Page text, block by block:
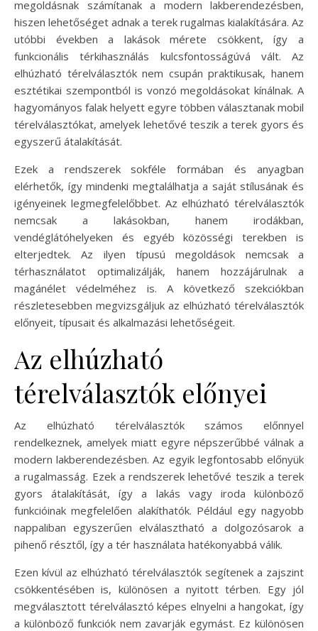
megoldásnak számítanak a modern lakberendezésben,
hiszen lehetőséget adnak a terek rugalmas kialakítására. Az
utóbbi években a lakások mérete csökkent, így a
funkcionális térkihasználás kulcsfontosságúvá vált. Az
elhúzható térelválasztók nem csupán praktikusak, hanem
esztétikai szempontból is vonzó megoldásokat kínálnak. A
hagyományos falak helyett egyre többen választanak mobil
térelválasztókat, amelyek lehetővé teszik a terek gyors és
egyszerű átalakítását.
Ezek a rendszerek sokféle formában és anyagban
elérhetők, így mindenki megtalálhatja a saját stílusának és
igényeinek legmegfelelőbbet. Az elhúzható térelválasztók
nemcsak a lakásokban, hanem irodákban,
vendéglátóhelyeken és egyéb közösségi terekben is
elterjedtek. Az ilyen típusú megoldások nemcsak a
térhasználatot optimalizálják, hanem hozzájárulnak a
magánélet védelméhez is. A következő szekciókban
részletesebben megvizsgáljuk az elhúzható térelválasztók
előnyeit, típusait és alkalmazási lehetőségeit.
Az elhúzható
térelválasztók előnyei
Az elhúzható térelválasztók számos előnnyel
rendelkeznek, amelyek miatt egyre népszerűbbé válnak a
modern lakberendezésben. Az egyik legfontosabb előnyük
a rugalmasság. Ezek a rendszerek lehetővé teszik a terek
gyors átalakítását, így a lakás vagy iroda különböző
funkcióinak megfelelően alakíthatók. Például egy nagyobb
nappaliban egyszerűen elválasztható a dolgozósarok a
pihenő résztől, így a tér használata hatékonyabbá válik.
Ezen kívül az elhúzható térelválasztók segítenek a zajszint
csökkentésében is, különösen a nyitott térben. Egy jól
megválasztott térelválasztó képes elnyelni a hangokat, így
a különböző funkciók nem zavarják egymást. Ez különösen